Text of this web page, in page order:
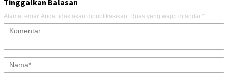
Alamat email Anda tidak akan dipublikasikan. Ruas yang wajib ditandai *